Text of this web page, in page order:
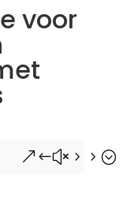
voor
&#x55;